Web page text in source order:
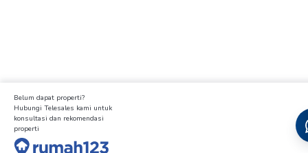
Belum dapat properti?
Hubungi Telesales kami untuk
konsultasi dan rekomendasi
properti